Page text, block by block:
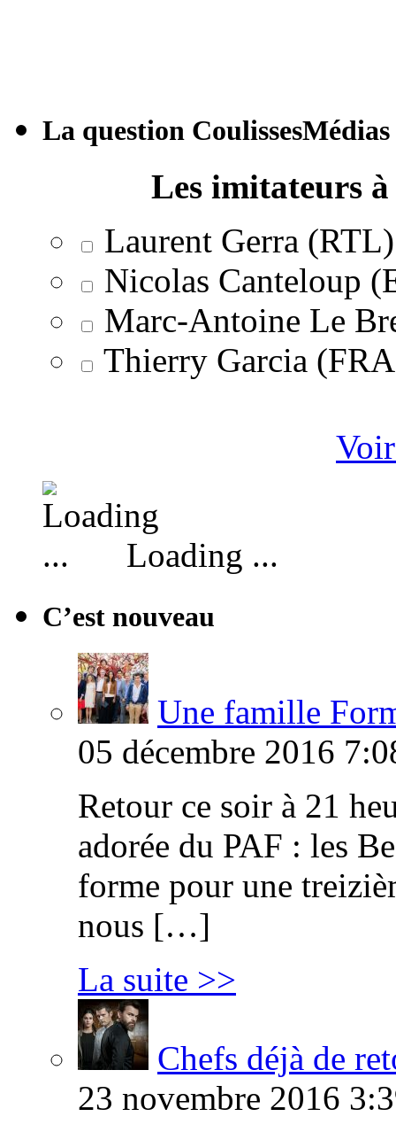
La question CoulissesMédias
Les imitateurs
Laurent Gerra (RTL)
Nicolas Canteloup
Marc-Antoine Le
Thierry Garcia
Loading ...
C’est nouveau
Une famille
05 décembre 2016
Retour ce soir à 21
adorée du PAF : les
forme pour une
nous […]
La suite >>
Chefs déjà de
23 novembre 2016